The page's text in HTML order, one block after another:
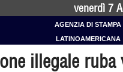
venerdì 7
AGENZIA DI STAMPA
LATINOAMERICANA
illegale ruba